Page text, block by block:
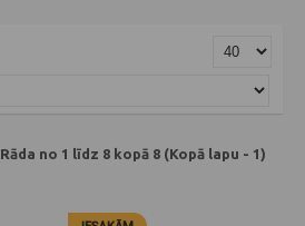
Rāda no 1 līdz 8 kopā 8 (Kopā lapu - 1)